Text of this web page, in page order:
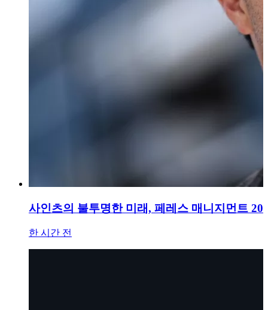
사인츠의 불투명한 미래, 페레스 매니지먼트
한 시간 전